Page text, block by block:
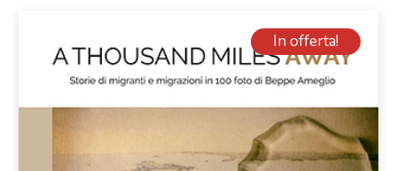
In offerta!